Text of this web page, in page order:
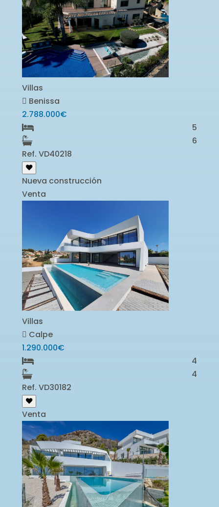
Villas
Benissa
2.788.000€
5
6
Ref. VD40218
Nueva construcción
Venta
Villas
Calpe
1.290.000€
4
4
Ref. VD30182
Venta